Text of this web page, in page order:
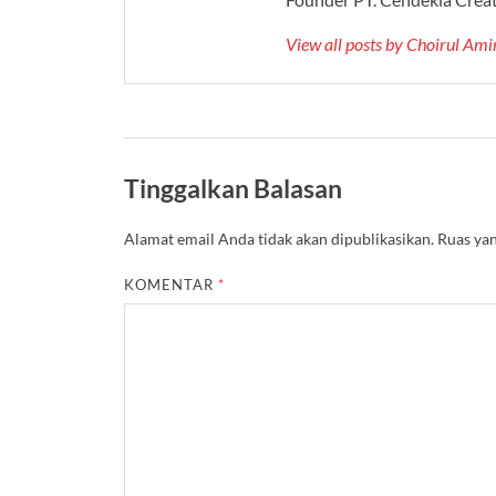
View all posts by Choirul
Tinggalkan Balasan
Alamat email Anda tidak akan dipublikasikan. Ruas
KOMENTAR *